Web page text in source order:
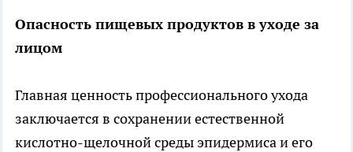
Опасность пищевых продуктов в уходе за
лицом
Главная ценность профессионального ухода
заключается в сохранении естественной
кислотно-щелочной среды эпидермиса и его